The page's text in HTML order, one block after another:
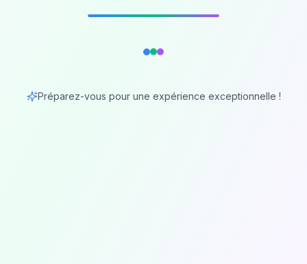
Préparez-vous pour une expérience exceptionnelle !